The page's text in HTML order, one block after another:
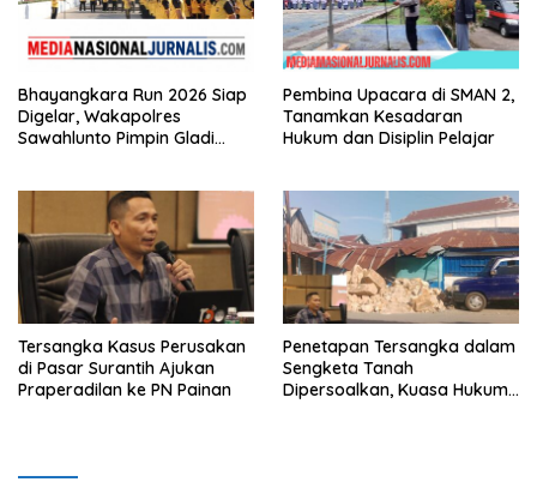
Bhayangkara Run 2026 Siap
Digelar, Wakapolres
Sawahlunto Pimpin Gladi
Pembina Upacara di SMAN 2,
Tanamkan Kesadaran
Hukum dan Disiplin Pelajar
Tersangka Kasus Perusakan
di Pasar Surantih Ajukan
Praperadilan ke PN Painan
Penetapan Tersangka dalam
Sengketa Tanah
Dipersoalkan, Kuasa Hukum